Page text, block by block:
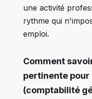
une activité
rythme qui
emploi.
Comment
pertinente pour
(comptabilité